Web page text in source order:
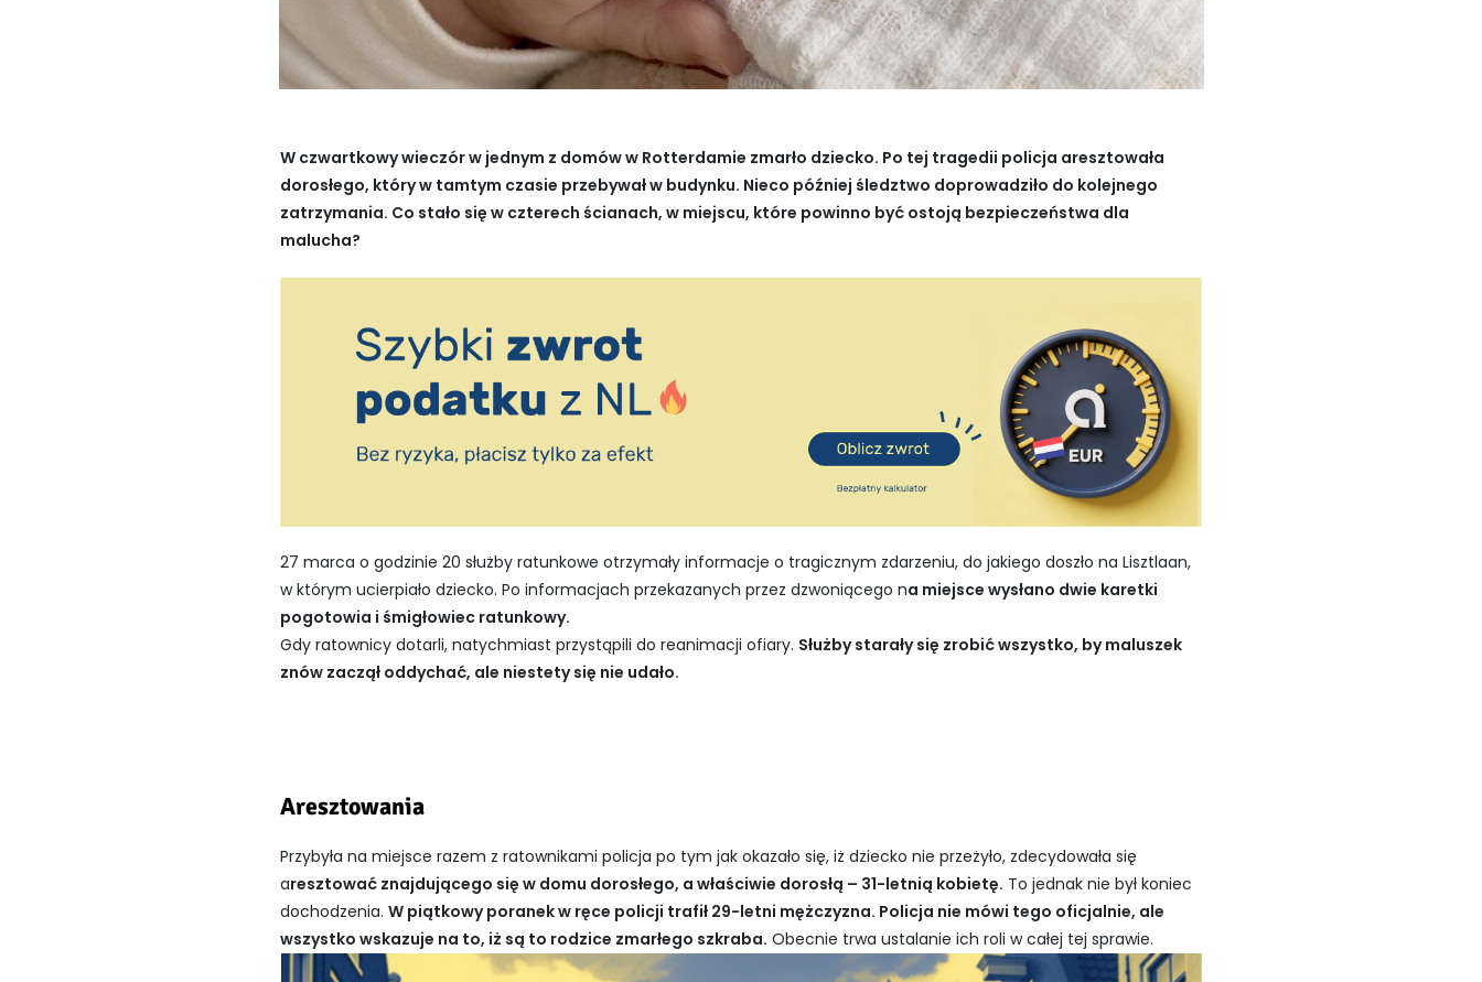
W czwartkowy wieczór w jednym z domów w Rotterdamie zmarło dziecko. Po tej tragedii policja aresztowała
dorosłego, który w tamtym czasie przebywał w budynku. Nieco później śledztwo doprowadziło do kolejnego
zatrzymania. Co stało się w czterech ścianach, w miejscu, które powinno być ostoją bezpieczeństwa dla
malucha?
27 marca o godzinie 20 służby ratunkowe otrzymały informacje o tragicznym zdarzeniu, do jakiego doszło na Lisztlaan,
w którym ucierpiało dziecko. Po informacjach przekazanych przez dzwoniącego na miejsce wysłano dwie karetki
pogotowia i śmigłowiec ratunkowy.
Gdy ratownicy dotarli, natychmiast przystąpili do reanimacji ofiary. Służby starały się zrobić wszystko, by maluszek
znów zaczął oddychać, ale niestety się nie udało.
Aresztowania
Przybyła na miejsce razem z ratownikami policja po tym jak okazało się, iż dziecko nie przeżyło, zdecydowała się
aresztować znajdującego się w domu dorosłego, a właściwie dorosłą – 31-letnią kobietę. To jednak nie był koniec
dochodzenia. W piątkowy poranek w ręce policji trafił 29-letni mężczyzna. Policja nie mówi tego oficjalnie, ale
wszystko wskazuje na to, iż są to rodzice zmarłego szkraba. Obecnie trwa ustalanie ich roli w całej tej sprawie.